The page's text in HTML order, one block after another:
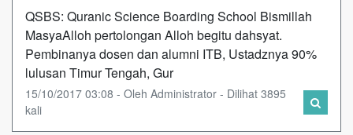
QSBS: Quranic Science Boarding School Bismillah
MasyaAlloh pertolongan Alloh begitu dahsyat.
Pembinanya dosen dan alumni ITB, Ustadznya 90%
lulusan Timur Tengah, Gur
15/10/2017 03:08 - Oleh Administrator - Dilihat 3895
kali